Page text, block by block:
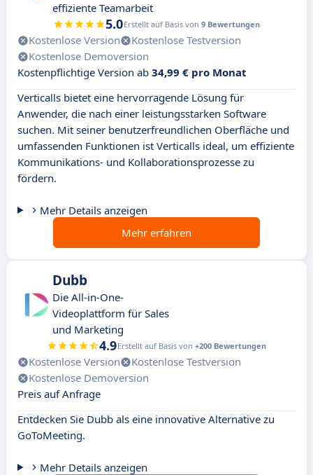
effiziente Teamarbeit
5.0Erstellt auf Basis von 9 Bewertungen
Kostenlose Version
Kostenlose Testversion
Kostenlose Demoversion
Kostenpflichtige Version ab 34,99 € pro Monat
Verticalls bietet eine hervorragende Lösung für
Anwender, die nach einer leistungsstarken Software
suchen. Mit seiner benutzerfreundlichen Oberfläche und
umfassenden Funktionen ist Verticalls ideal, um effiziente
Kommunikations- und Kollaborationsprozesse zu
fördern.
Mehr Details anzeigen
Mehr erfahren
Dubb
Die All-in-One-
Videoplattform für Sales
und Marketing
4.9Erstellt auf Basis von +200 Bewertungen
Kostenlose Version
Kostenlose Testversion
Kostenlose Demoversion
Preis auf Anfrage
Entdecken Sie Dubb als eine innovative Alternative zu
GoToMeeting.
Mehr Details anzeigen